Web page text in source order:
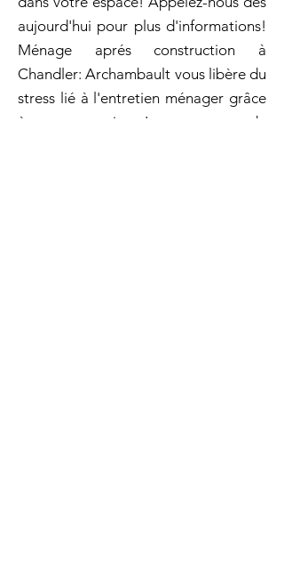
aujourd'hui pour plus d'informations!
Ménage aprés construction à
Chandler: Archambault vous libère du
stress lié à l'entretien ménager grâce
à son expertise. Le nettoyage de